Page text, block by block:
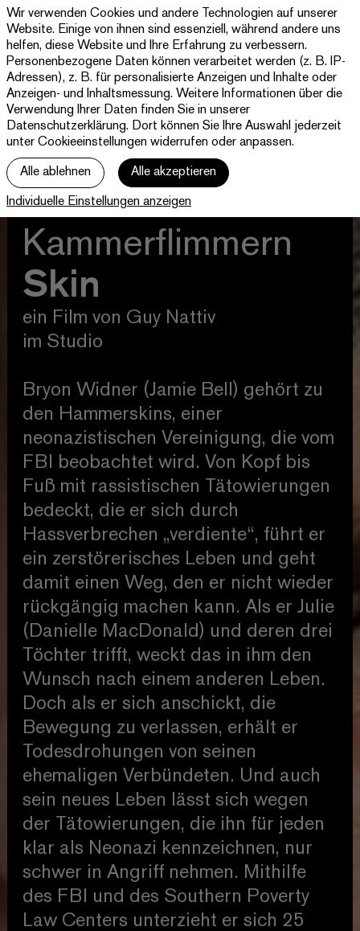
Theater
Paderborn
Westfälische
Kammerspiele
Programm & Tickets
Abos
jott
Ihr Besuch
Haus
Kammerflimmern
Skin
ein Film von Guy Nattiv
im Studio
Bryon Widner (Jamie Bell) gehört zu
den Hammerskins, einer
neonazistischen Vereinigung, die vom
FBI beobachtet wird. Von Kopf bis
Fuß mit rassistischen Tätowierungen
bedeckt, die er sich durch
Hassverbrechen „verdiente“, führt er
ein zerstörerisches Leben und geht
damit einen Weg, den er nicht wieder
rückgängig machen kann. Als er Julie
(Danielle MacDonald) und deren drei
Töchter trifft, weckt das in ihm den
Wunsch nach einem anderen Leben.
Doch als er sich anschickt, die
Bewegung zu verlassen, erhält er
Todesdrohungen von seinen
ehemaligen Verbündeten. Und auch
sein neues Leben lässt sich wegen
der Tätowierungen, die ihn für jeden
klar als Neonazi kennzeichnen, nur
schwer in Angriff nehmen. Mithilfe
des FBI und des Southern Poverty
Law Centers unterzieht er sich 25
Wir verwenden Cookies und andere Technologien auf unserer
Website. Einige von ihnen sind essenziell, während andere uns
helfen, diese Website und Ihre Erfahrung zu verbessern.
Personenbezogene Daten können verarbeitet werden (z. B. IP-
Adressen), z. B. für personalisierte Anzeigen und Inhalte oder
Anzeigen- und Inhaltsmessung. Weitere Informationen über die
Verwendung Ihrer Daten finden Sie in unserer
Datenschutzerklärung. Dort können Sie Ihre Auswahl jederzeit
unter Cookieeinstellungen widerrufen oder anpassen.
Alle ablehnen Alle akzeptieren
Individuelle Einstellungen anzeigen